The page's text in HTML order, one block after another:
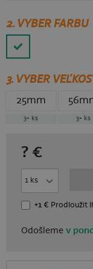
2. VYBER FARBU
3.VYBER
25mm
3+ ks 3+ ks
? €
+1 € Prodloužit
Odošlemev